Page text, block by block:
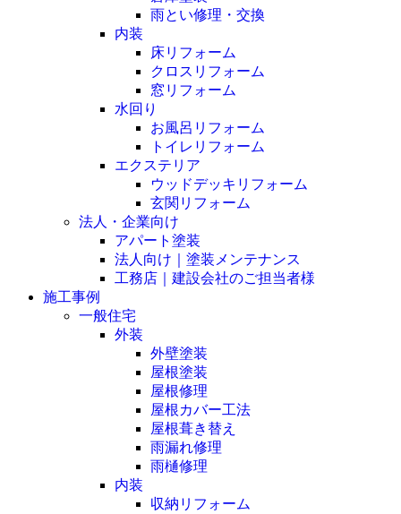
雨とい修理・交換
内装
床リフォーム
クロスリフォーム
窓リフォーム
水回り
お風呂リフォーム
トイレリフォーム
エクステリア
ウッドデッキリフォーム
玄関リフォーム
法人・企業向け
アパート塗装
法人向け｜塗装メンテナンス
工務店｜建設会社のご担当者様
施工事例
一般住宅
外装
外壁塗装
屋根塗装
屋根修理
屋根カバー工法
屋根葺き替え
雨漏れ修理
雨樋修理
内装
収納リフォーム